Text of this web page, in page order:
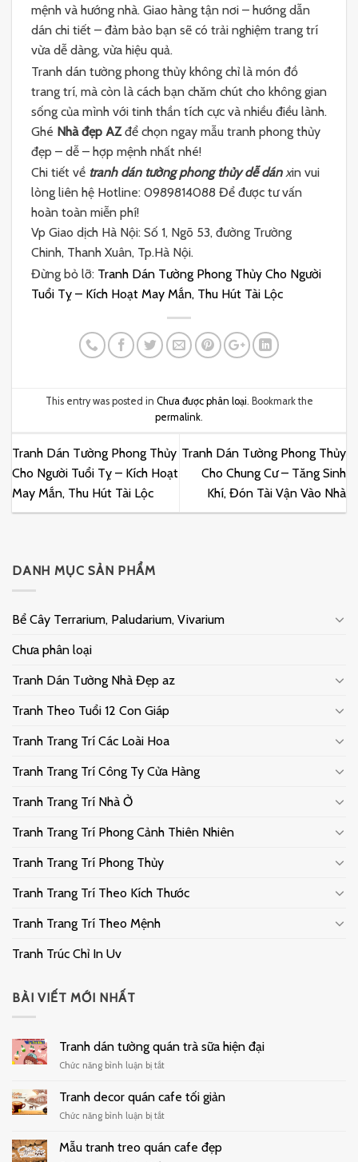
mệnh và hướng nhà. Giao hàng tận nơi – hướng dẫn
dán chi tiết – đảm bảo bạn sẽ có trải nghiệm trang trí
vừa dễ dàng, vừa hiệu quả.
Tranh dán tường phong thủy không chỉ là món đồ
trang trí, mà còn là cách bạn chăm chút cho không gian
sống của mình với tinh thần tích cực và nhiều điều lành.
Ghé Nhà đẹp AZđể chọn ngay mẫu tranh phong thủy
đẹp – dễ – hợp mệnh nhất nhé!
Chi tiết về tranh dán tường phong thủy dễ dánxin vui
lòng liên hệ Hotline: 0989814088 Để được tư vấn
hoàn toàn miễn phí!
Vp Giao dịch Hà Nội: Số 1, Ngõ 53, đường Trường
Chinh, Thanh Xuân, Tp.Hà Nội.
Đừng bỏ lỡ: Tranh Dán Tường Phong Thủy Cho Người
Tuổi Tỵ – Kích Hoạt May Mắn, Thu Hút Tài Lộc
This entry was posted in Chưa được phân loại. Bookmark the
permalink.
Tranh Dán Tường Phong Thủy
Cho Người Tuổi Tỵ – Kích Hoạt
May Mắn, Thu Hút Tài Lộc
Tranh Dán Tường Phong Thủy
Cho Chung Cư – Tăng Sinh
Khí, Đón Tài Vận Vào Nhà
DANH MỤC SẢN PHẨM
Bể Cây Terrarium, Paludarium, Vivarium
Chưa phân loại
Tranh Dán Tường Nhà Đẹp az
Tranh Theo Tuổi 12 Con Giáp
Tranh Trang Trí Các Loài Hoa
Tranh Trang Trí Công Ty Cửa Hàng
Tranh Trang Trí Nhà Ở
Tranh Trang Trí Phong Cảnh Thiên Nhiên
Tranh Trang Trí Phong Thủy
Tranh Trang Trí Theo Kích Thước
Tranh Trang Trí Theo Mệnh
Tranh Trúc Chỉ In Uv
BÀI VIẾT MỚI NHẤT
Tranh dán tường quán trà sữa hiện đại
Chức năng bình luận bị tắtở
dán
quán
sữa
Tranh decor quán cafe tối giản
Chức năng bình luận bị tắtở
decor
Mẫu tranh treo quán cafe đẹp